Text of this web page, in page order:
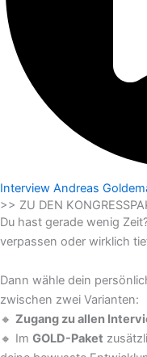
Interview Andreas
>> ZU DEN
Du hast gerade wenig
verpassen oder wirklich
Dann wähle dein
zwischen zwei Varianten:
🔸 Zugang zu allen
🔸 Im GOLD-Paket